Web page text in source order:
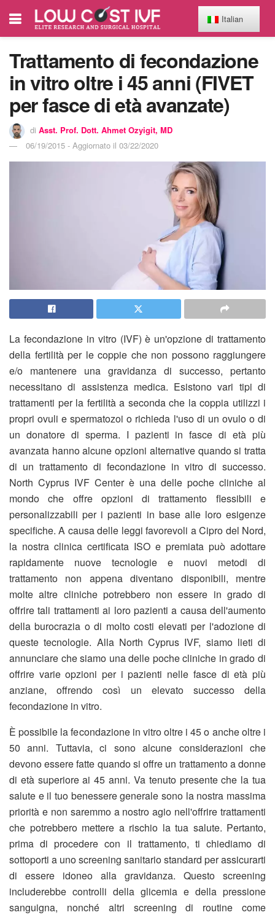
Trattamento di fecondazione
in vitro oltre i 45 anni (FIVET
per fasce di età avanzate)
di Asst. Prof. Dott. Ahmet Ozyigit, MD
06/19/2015 - Aggiornato il 03/22/2020
La fecondazione in vitro (IVF) è un'opzione di trattamento
della fertilità per le coppie che non possono raggiungere
e/o mantenere una gravidanza di successo, pertanto
necessitano di assistenza medica. Esistono vari tipi di
trattamenti per la fertilità a seconda che la coppia utilizzi i
propri ovuli e spermatozoi o richieda l'uso di un ovulo o di
un donatore di sperma. I pazienti in fasce di età più
avanzata hanno alcune opzioni alternative quando si tratta
di un trattamento di fecondazione in vitro di successo.
North Cyprus IVF Center è una delle poche cliniche al
mondo che offre opzioni di trattamento flessibili e
personalizzabili per i pazienti in base alle loro esigenze
specifiche. A causa delle leggi favorevoli a Cipro del Nord,
la nostra clinica certificata ISO e premiata può adottare
rapidamente nuove tecnologie e nuovi metodi di
trattamento non appena diventano disponibili, mentre
molte altre cliniche potrebbero non essere in grado di
offrire tali trattamenti ai loro pazienti a causa dell'aumento
della burocrazia o di molto costi elevati per l'adozione di
queste tecnologie. Alla North Cyprus IVF, siamo lieti di
annunciare che siamo una delle poche cliniche in grado di
offrire varie opzioni per i pazienti nelle fasce di età più
anziane, offrendo così un elevato successo della
fecondazione in vitro.
È possibile la fecondazione in vitro oltre i 45 o anche oltre i
50 anni. Tuttavia, ci sono alcune considerazioni che
devono essere fatte quando si offre un trattamento a donne
di età superiore ai 45 anni. Va tenuto presente che la tua
salute e il tuo benessere generale sono la nostra massima
priorità e non saremmo a nostro agio nell'offrire trattamenti
che potrebbero mettere a rischio la tua salute. Pertanto,
prima di procedere con il trattamento, ti chiediamo di
sottoporti a uno screening sanitario standard per assicurarti
di essere idoneo alla gravidanza. Questo screening
includerebbe controlli della glicemia e della pressione
sanguigna, nonché altri screening di routine come
Italian